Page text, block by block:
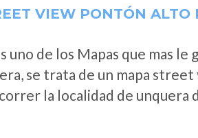
VIEW PONTÓN
uno de los Mapas que mas le
se trata de un mapa street
la localidad de unquera